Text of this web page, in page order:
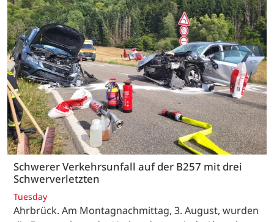
Schwerer Verkehrsunfall auf der B257 mit drei
Schwerverletzten
Tuesday
Ahrbrück. Am Montagnachmittag, 3. August, wurden